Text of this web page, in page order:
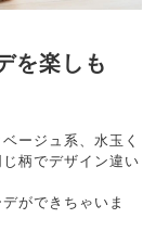
を楽しも
ージュ系、水玉く
柄でデザイン違い
ができちゃいま